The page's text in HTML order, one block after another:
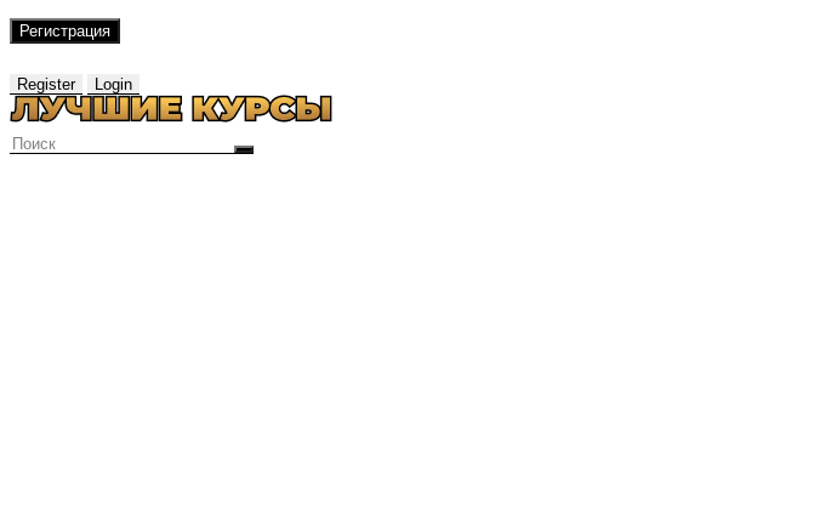
Регистрация
Register Login